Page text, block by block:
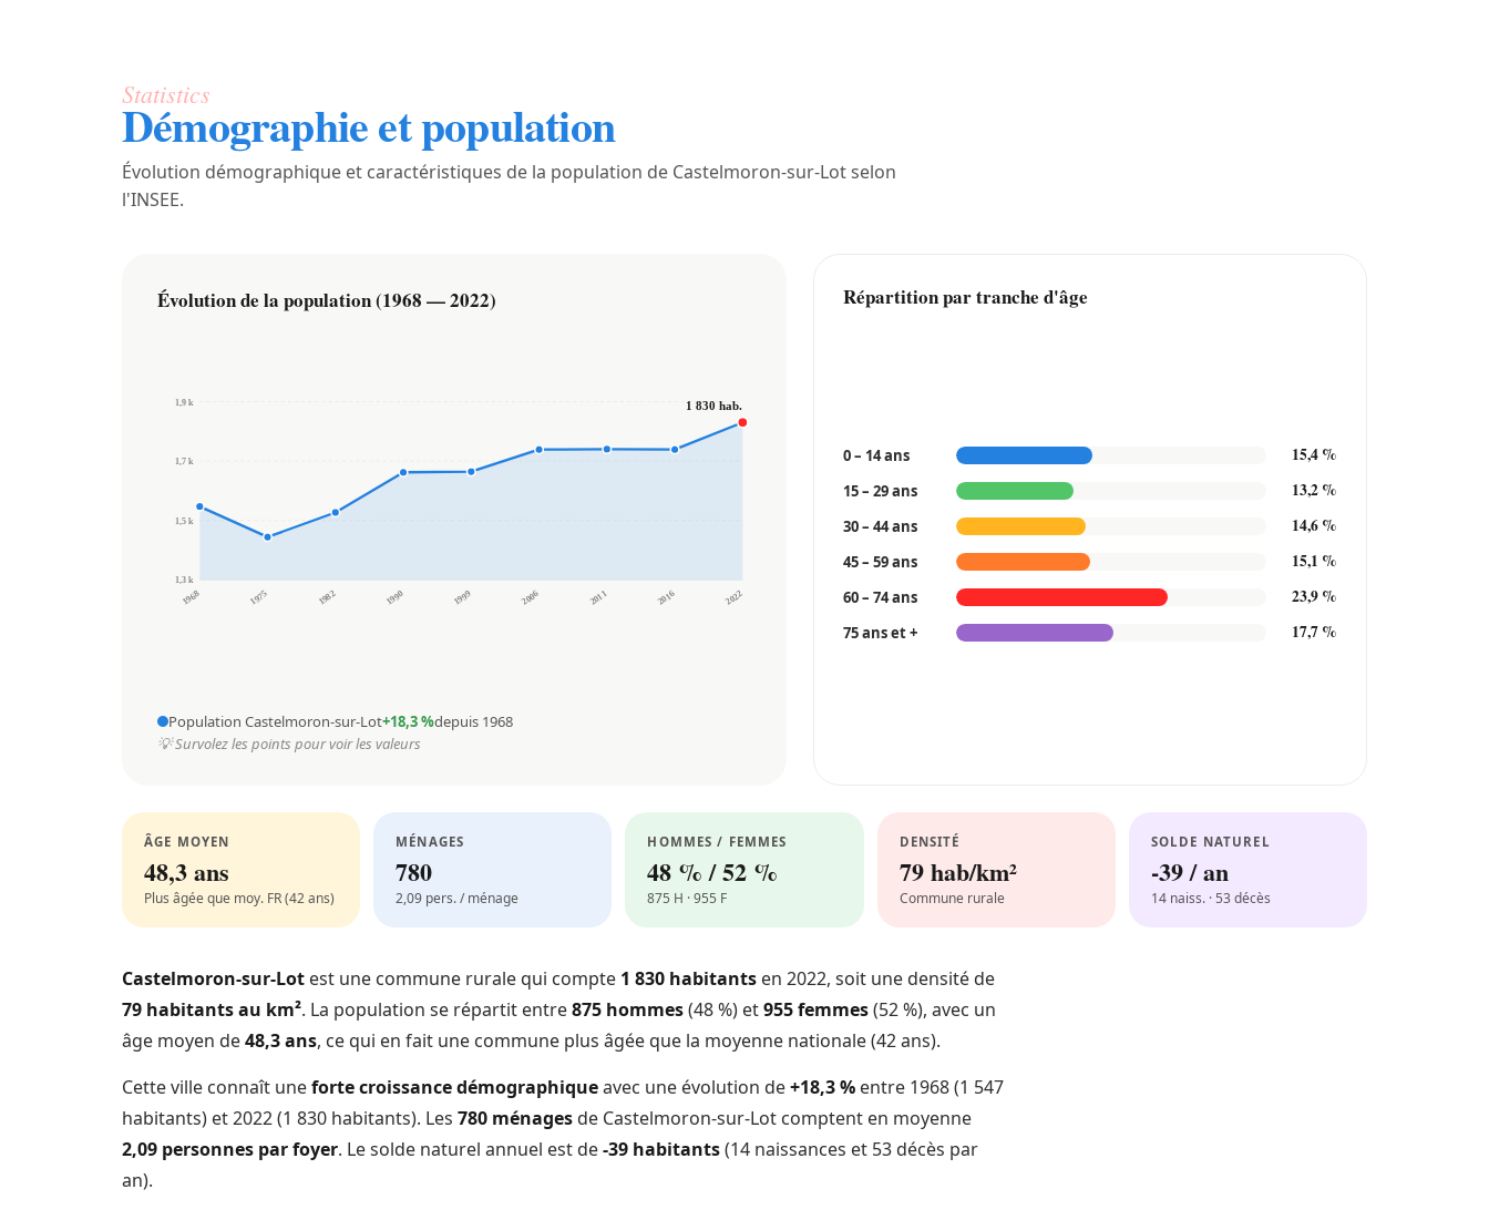
Statistics
Démographie et population
Évolution démographique et caractéristiques de la population de Castelmoron-sur-Lot selon
l'INSEE.
Évolution de la population (1968 — 2022)
1,3 k
1,5 k
1,7 k
1,9 k
1968 1975 1982 1990 1999 2006 2011 2016 2022
1 830 hab.
Population Castelmoron-sur-Lot+18,3 %depuis 1968
💡 Survolez les points pour voir les valeurs
Répartition par tranche d'âge
0 – 14 ans 15,4 %
15 – 29 ans 13,2 %
30 – 44 ans 14,6 %
45 – 59 ans 15,1 %
60 – 74 ans 23,9 %
75 ans et + 17,7 %
ÂGE MOYEN
48,3 ans
Plus âgée que moy. FR (42 ans)
MÉNAGES
780
2,09 pers. / ménage
HOMMES / FEMMES
48 % / 52 %
875 H · 955 F
DENSITÉ
79 hab/km²
Commune rurale
SOLDE NATUREL
-39 / an
14 naiss. · 53 décès
Castelmoron-sur-Lot est une commune rurale qui compte 1 830 habitants en 2022, soit une densité de
79 habitants au km². La population se répartit entre875 hommes(48 %) et955 femmes(52 %), avec un
âge moyen de48,3 ans, ce qui en fait une commune plus âgée que la moyenne nationale (42 ans).
Cette ville connaît uneforte croissance démographiqueavec une évolution de+18,3 % entre 1968 (1 547
habitants) et 2022 (1 830 habitants). Les 780 ménages de Castelmoron-sur-Lot comptent en moyenne
2,09 personnes par foyer. Le solde naturel annuel est de-39 habitants(14 naissances et 53 décès par
an).